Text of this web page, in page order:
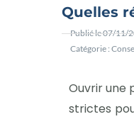
Quelles
Publié le07/11/
Catégorie :
Ouvrir une
strictes